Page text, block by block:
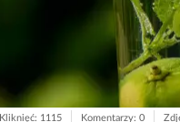
Kliknięć: 1115 Komentarzy: 0